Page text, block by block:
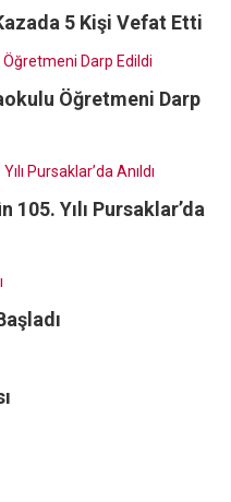
5 Kişi Vefat Etti
Öğretmeni Darp
105. Yılı Pursaklar’da